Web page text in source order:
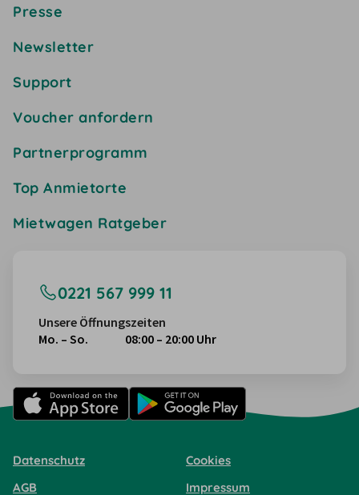
Presse
Newsletter
Support
Voucher anfordern
Partnerprogramm
Top Anmietorte
Mietwagen Ratgeber
0221 567 999 11
Unsere Öffnungszeiten
Mo. – So.
08:00 – 20:00 Uhr
Datenschutz
Cookies
AGB
Impressum